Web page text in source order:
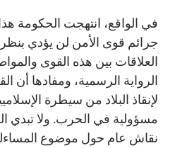
في الواقع، انتهجت الحكومة
جرائم قوى الأمن لن يؤدي
العلاقات بين هذه القوى
الرواية الرسمية، ومفادها أن
لإنقاذ البلاد من سيطرة
مسؤولية في الحرب. ولا تبدي
نقاش عام حول موضوع المساءلة